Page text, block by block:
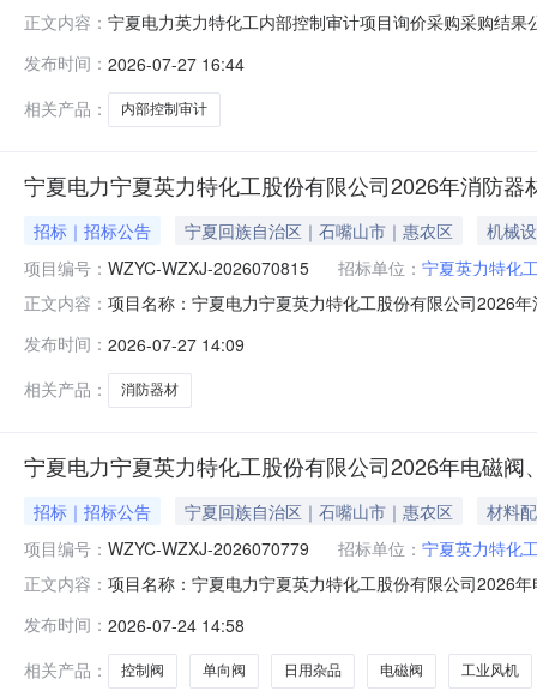
正文内容： 宁夏电力英力特化工内部控制审计项目询价采购采购结
理部门负责受理采购投诉。异议接收单位：国家能源集
发布时间： 2026-07-27 16:44
相关产品：
内部控制审计
宁夏电力宁夏英力特化工股份有限公司2026年消防器
招标｜招标公告 宁夏回族自治区｜石嘴山市｜惠农区
机械
项目编号： WZYC-WZXJ-2026070815 招标单位： 宁夏英力特化
正文内容： 项目名称：宁夏电力宁夏英力特化工股份有限公司2026
封件-其他密封件;电气设备及配件-其他电气设备及配件;
满足采购人技术使用条
发布时间： 2026-07-27 14:09
相关产品：
消防器材
宁夏电力宁夏英力特化工股份有限公司2026年电磁
招标｜招标公告 宁夏回族自治区｜石嘴山市｜惠农区
材料
项目编号： WZYC-WZXJ-2026070779 招标单位： 宁夏英力特化
正文内容： 项目名称：宁夏电力宁夏英力特化工股份有限公司2026
配件-其他电气设备及配件;电气设备及配件-照明设备及
采购人技术使
发布时间： 2026-07-24 14:58
相关产品：
控制阀 单向阀 日用杂品 电磁阀 工业风机